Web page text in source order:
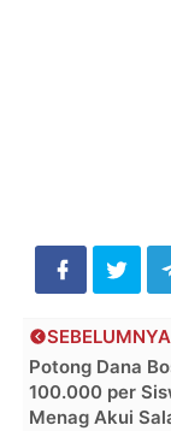
SEBELUMNYA
Potong Dana
100.000 per
Menag Akui